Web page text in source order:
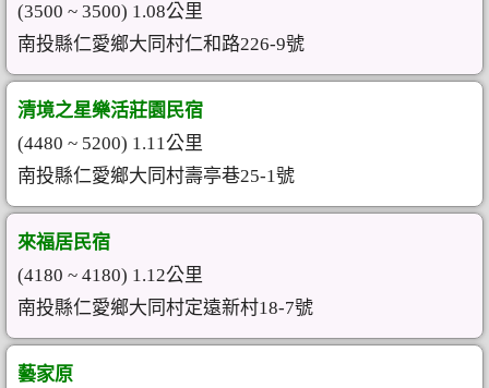
(3500 ~ 3500) 1.08公里
南投縣仁愛鄉大同村仁和路226-9號
清境之星樂活莊園民宿
(4480 ~ 5200) 1.11公里
南投縣仁愛鄉大同村壽亭巷25-1號
來福居民宿
(4180 ~ 4180) 1.12公里
南投縣仁愛鄉大同村定遠新村18-7號
藝家原